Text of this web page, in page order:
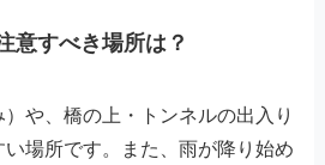
意すべき場所は？
や、橋の上・トンネルの出入り
場所です。また、雨が降り始め